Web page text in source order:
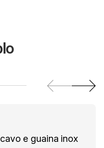
e guaina inox